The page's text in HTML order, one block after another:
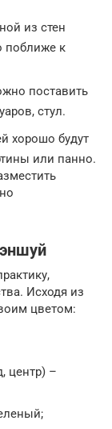
из стен
поближе к
поставить
стул.
хорошо будут
или панно.
Исходя из
цветом:
центр) –